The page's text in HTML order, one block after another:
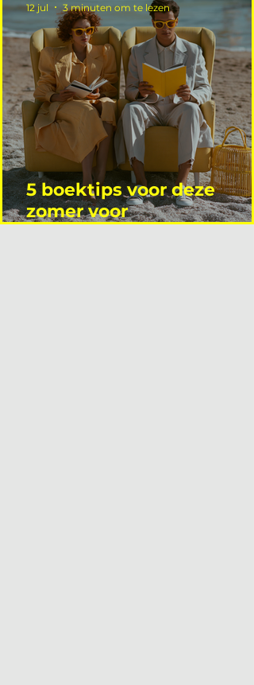
5 boektips voor deze
zomer voor
12 jul 3 minuten om te lezen